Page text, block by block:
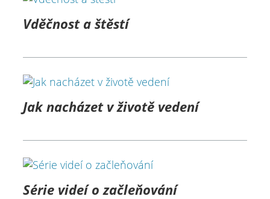
Vděčnost a štěstí
Jak nacházet v životě vedení
Série videí o začleňování